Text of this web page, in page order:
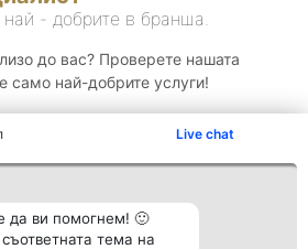
Live chat
да ви помогнем! 🙂
тема на
- добрите в бранша.
до вас? Проверете нашата
само най-добрите услуги!